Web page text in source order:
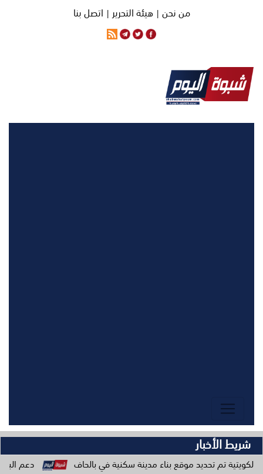
من نحن |هيئة التحرير | اتصل بنا
شريط الأخبار
موقع بناء مدينة سكنية في بالحاف دعم البرنامج السعودي